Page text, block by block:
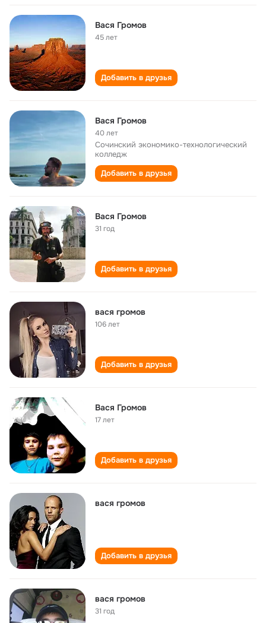
Вася Громов
45 лет
Добавить в друзья
Вася Громов
40 лет
Сочинский экономико-технологический
колледж
Добавить в друзья
Вася Громов
31 год
Добавить в друзья
вася громов
106 лет
Добавить в друзья
Вася Громов
17 лет
Добавить в друзья
вася громов
Добавить в друзья
вася громов
31 год